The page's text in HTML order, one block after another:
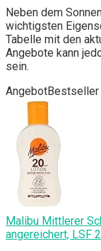
Neben dem
wichtigsten
Tabelle mit den
Angebote kann
sein.
AngebotBestseller
Malibu Mittlerer
angereichert, LSF